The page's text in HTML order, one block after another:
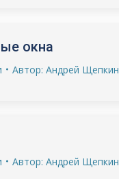
окна
Автор: Андрей Щепкин
Автор: Андрей Щепкин